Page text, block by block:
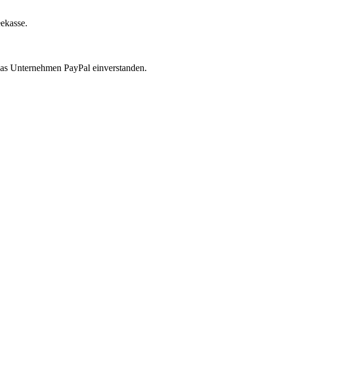
Unternehmen PayPal einverstanden.